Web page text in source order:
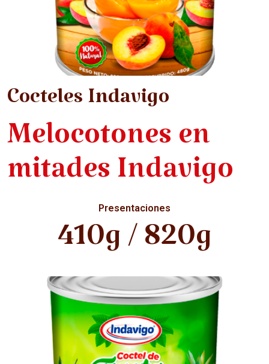
Cocteles Indavigo
Melocotones en
mitades Indavigo
Presentaciones
410g / 820g